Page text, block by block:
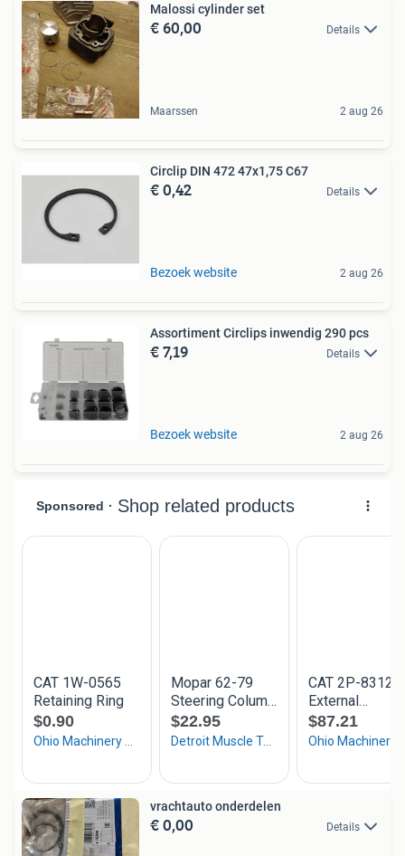
Malossi cylinder set
€ 60,00 Details
Maarssen 2 aug 26
Circlip DIN 472 47x1,75 C67
€ 0,42 Details
Bezoek website 2 aug 26
Assortiment Circlips inwendig 290 pcs
€ 7,19 Details
Bezoek website 2 aug 26
vrachtauto onderdelen
€ 0,00 Details